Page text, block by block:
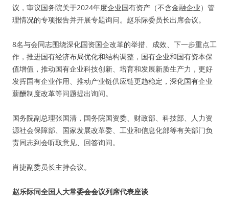
议，审议国务院关于2024年度企业国有资产（不含金融企业）管
理情况的专项报告并开展专题询问。赵乐际委员长出席会议。
8名与会同志围绕深化国资国企改革的举措、成效、下一步重点工
作，推进国有经济布局优化和结构调整，国有企业和国有资本保
值增值，推动国有企业科技创新、培育和发展新质生产力，更好
发挥国有企业作用、推动产业链供应链更趋稳定，深化国有企业
薪酬制度改革等问题提出询问。
国务院副总理张国清，国务院国资委、财政部、科技部、人力资
源社会保障部、国家发展改革委、工业和信息化部等有关部门负
责同志到会听取意见、回答询问。
肖捷副委员长主持会议。
赵乐际同全国人大常委会会议列席代表座谈